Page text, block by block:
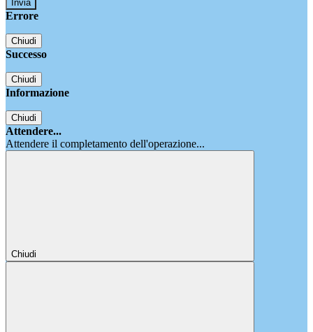
Errore
Chiudi
Successo
Chiudi
Informazione
Chiudi
Attendere...
Attendere il completamento dell'operazione...
Chiudi